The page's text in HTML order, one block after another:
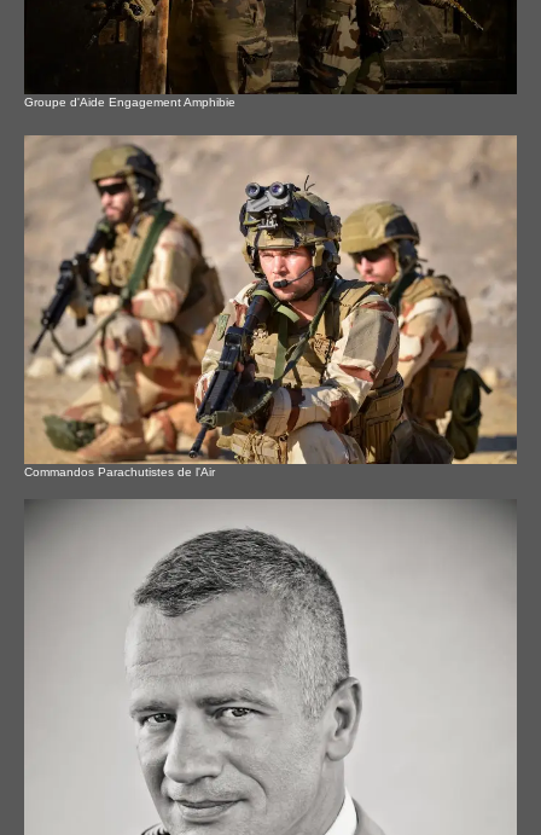
Groupe d'Aide Engagement Amphibie
Commandos Parachutistes de l'Air